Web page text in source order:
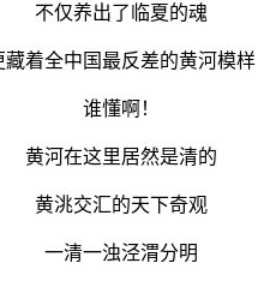
不仅养出了临夏的魂
藏着全中国最反差的黄河模样
谁懂啊！
黄河在这里居然是清的
黄洮交汇的天下奇观
一清一浊泾渭分明